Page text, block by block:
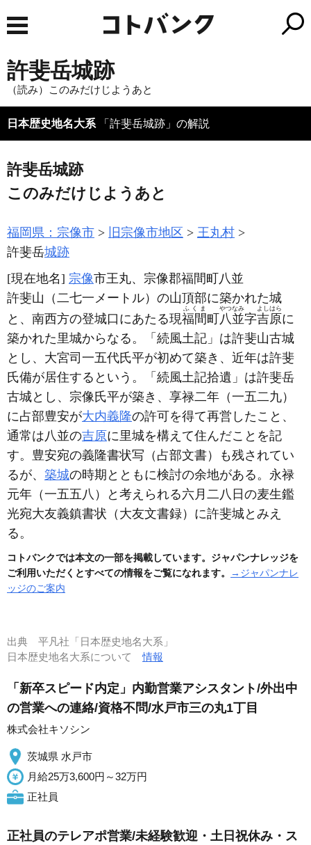
許斐岳城跡
（読み）このみだけじようあと
日本歴史地名大系 「許斐岳城跡」の解説
許斐岳城跡
このみだけじようあと
福岡県：宗像市 旧宗像市地区
王丸村
許斐岳城跡
[現在地名] 宗像市王丸、宗像郡福間町八並
許斐山 （二七一メートル） の山頂部に築かれた城
と、南西方の登城口にあたる現福間
ふくま
町 八並
やつなみ
字吉原
よしはら
に
築かれた里城からなる。「続風土記」は許斐山古城
とし、大宮司一五代氏平が初めて築き、近年は許斐
氏備が居住するという。「続風土記拾遺」は許斐岳
古城とし、宗像氏平が築き、享禄二年 （一五二九）
に占部豊安が大内義隆の許可を得て再営したこと、
通常は八並の吉原に里城を構えて住んだことを記
す。豊安宛の義隆書状写 （占部文書）
も残されてい
るが、 築城の時期とともに検討の余地がある。永禄
元年 （一五五八）
と考えられる六月二八日の麦生鑑
光宛大友義鎮書状 （大友文書録） に許斐城とみえ
る。
コトバンクでは本文の一部を掲載しています。ジャパンナレッジを
ご利用いただくとすべての情報をご覧になれます。
→ジャパンナレ
ッジのご案内
出典 平凡社「日本歴史地名大系」
日本歴史地名大系について情報
「新卒スピード内定」内勤営業アシスタント/外出中
の営業への連絡/資格不問/水戸市三の丸1丁目
株式会社キソシン
茨城県 水戸市
月給25万3,600円～32万円
正社員
正社員のテレアポ営業/未経験歓迎・土日祝休み・ス